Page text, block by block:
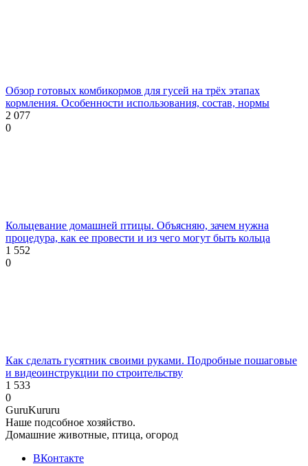
Обзор готовых комбикормов для гусей на трёх этапах
кормления. Особенности использования, состав, нормы
2 077
0
Кольцевание домашней птицы. Объясняю, зачем нужна
процедура, как ее провести и из чего могут быть кольца
1 552
0
Как сделать гусятник своими руками. Подробные пошаговые
и видеоинструкции по строительству
1 533
0
GuruKururu
Наше подсобное хозяйство.
Домашние животные, птица, огород
ВКонтакте